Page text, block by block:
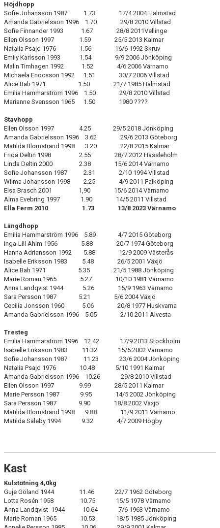
Höjdhopp
Sofie Johansson 1987 1.73 17/4 2004 Halmstad
Amanda Gabrielsson 1996 1.70 29/8 2010 Villstad
Sofie Finnander 1993 1.67 28/8 2011Vellinge
Ellen Olsson 1997 1.59 25/5 2013 Kalmar
Natalia Psajd 1976 1.56 16/6 1992 Skruv
Emily Karlsson 1993 1.54 9/9 2006 Jönköping
Malin Timhagen 1992 1.52 4/6 2006 Värnamo
Michaela Enocsson 1992 1.51 30/7 2006 Villstad
Alice Bah 1971 1.50 21/7 1985 Halmstad
Emilia Hammarström 1996 1.50 29/8 2010 Villstad
Marianne Svensson 1965 1.50 1980 ????
Stavhopp
Ellen Olsson 1997 4.25 29/5 2018 Jönköping
Amanda Gabrielsson 1996 3.62 29/6 2013 Göteborg
Matilda Blomstrand 1998 3.20 22/8 2015 Kalmar
Frida Deltin 1998 2.55 28/7 2012 Hässleholm
Linda Deltin 2000 2.38 15/6 2014 Värnamo
Sofie Johansson 1987 2.31 2/10 1994 Villstad
Wilma Johansson 1998 2.25 4/9 2011 Falköping
Elsa Brasch 2001 1,90 15/6 2014 Värnamo
Alma Evebring 1997 1.90 14/5 2011 Villstad
Ella Ferm 2010 1.73 13/8 2023 Värnamo
Längdhopp
Emilia Hammarström 1996 5.89 4/7 2015 Göteborg
Inga-Lill Ahlm 1956 5.88 20/7 1974 Göteborg
Hanna Adriansson 1992 5.88 12/9 2009 Västerås
Isabelle Eriksson 1983 5.48 26/5 2001 Växjö
Alice Bah 1971 5.35 21/5 1988 Jönköping
Marie Roman 1965 5.27 10/10 1981 Värnamo
Anna Landqvist 1944 5.26 15/9 1963 Värnamo
Sara Persson 1987 5.21 5/6 2004 Växjö
Cecilia Jonsson 1960 5.06 20/8 1977 Huskvarna
Amanda Gabrielsson 1996 5.05 2/10 2011 Alvesta
Tresteg
Emilia Hammarström 1996 12.42 17/9 2013 Stockholm
Isabelle Eriksson 1983 11.32 15/5 2002 Värnamo
Sofie Johansson 1987 11.23 23/6 2004 Jönköping
Natalia Psajd 1976 10.48 5/10 1991 Kalmar
Amanda Gabrielsson 1996 10.26 29/8 2010 Villstad
Ellen Olsson 1997 9.99 28/5 2011 Kalmar
Marie Persson 1987 9.95 14/5 2002 Jönköping
Sara Persson 1987 9.90 18/8 2002 Växjö
Matilda Blomstrand 1998 9.88 11/9 2011 Värnamo
Matilda Säleby 1994 9.32 4/7 2009 Högby
Kast
Kulstötning 4,0kg
Guje Göland 1944 11.46 22/7 1962 Göteborg
Lotta Rosén 1958 10.75 15/5 1978 Värnamo
Anna Landqvist 1944 10.64 7/6 1963 Värnamo
Marie Roman 1965 10.53 18/5 1985 Jönköping